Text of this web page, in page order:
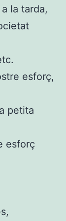
la tarda,
esforç,
petita
esforç